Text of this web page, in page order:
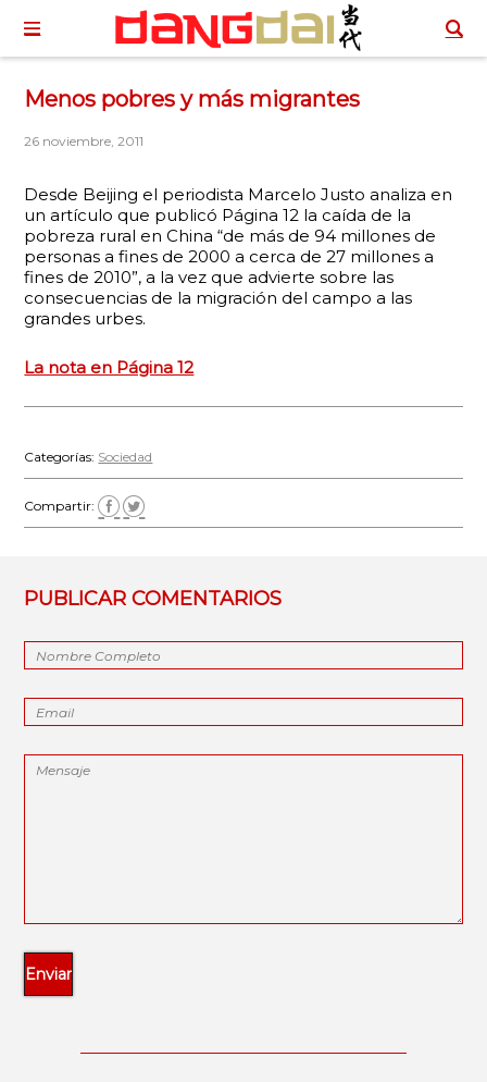
Menos pobres y más migrantes
26 noviembre, 2011
Desde Beijing el periodista Marcelo Justo analiza en
un artículo que publicó Página 12 la caída de la
pobreza rural en China “de más de 94 millones de
personas a fines de 2000 a cerca de 27 millones a
fines de 2010”, a la vez que advierte sobre las
consecuencias de la migración del campo a las
grandes urbes.
La nota en Página 12
Categorías: Sociedad
Compartir:
PUBLICAR COMENTARIOS